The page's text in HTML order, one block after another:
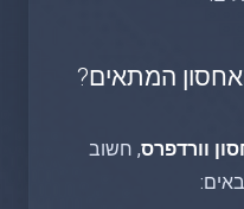
המתאים?
וורדפרס, חשוב